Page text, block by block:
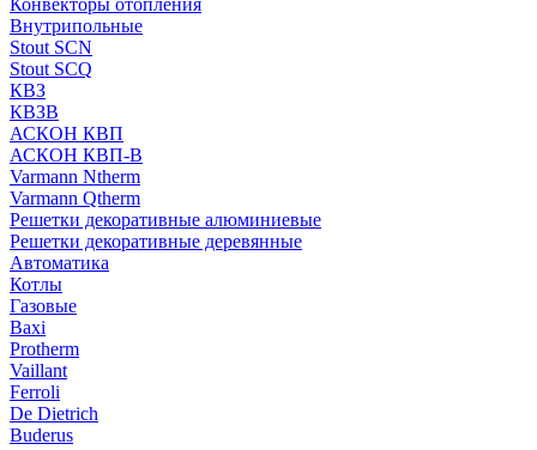
Конвекторы отопления
Внутрипольные
Stout SCN
Stout SCQ
КВЗ
КВЗВ
АСКОН КВП
АСКОН КВП-В
Varmann Ntherm
Varmann Qtherm
Решетки декоративные алюминиевые
Решетки декоративные деревянные
Автоматика
Котлы
Газовые
Baxi
Protherm
Vaillant
Ferroli
De Dietrich
Buderus